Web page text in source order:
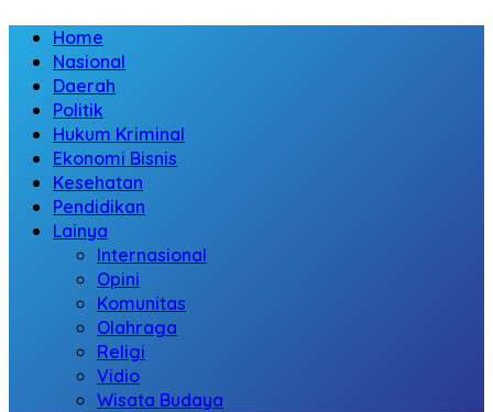
Home
Nasional
Daerah
Politik
Hukum Kriminal
Ekonomi Bisnis
Kesehatan
Pendidikan
Lainya
Internasional
Opini
Komunitas
Olahraga
Religi
Vidio
Wisata Budaya